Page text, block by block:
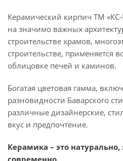
Керамический кирпич ТМ «КС-
на значимо важных
строительстве храмов,
строительстве, применяется
облицовке печей и каминов.
Богатая цветовая гамма,
разновидности Баварского
различные дизайнерские,
вкус и предпочтение.
Керамика – это натурально,
современно.